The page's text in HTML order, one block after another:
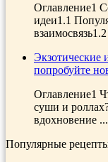
Оглавление1
идеи1.1
Экзотические
попробуйте
Оглавление1
суши и
вдохновение ...
Популярные